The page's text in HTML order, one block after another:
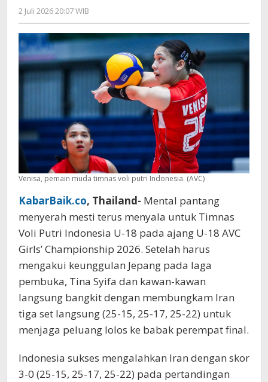
Final
AVC
Girls
Championship
2026
2 Juli 2026 20:07 WIB
Hardy
Venisa, pemain muda timnas voli putri Indonesia. (AVC)
KabarBaik.co, Thailand- Mental pantang
menyerah mesti terus menyala untuk Timnas
Voli Putri Indonesia U-18 pada ajang U-18 AVC
Girls’ Championship 2026. Setelah harus
mengakui keunggulan Jepang pada laga
pembuka, Tina Syifa dan kawan-kawan
langsung bangkit dengan membungkam Iran
tiga set langsung (25-15, 25-17, 25-22) untuk
menjaga peluang lolos ke babak perempat final.
Indonesia sukses mengalahkan Iran dengan skor
3-0 (25-15, 25-17, 25-22) pada pertandingan